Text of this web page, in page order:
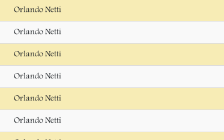
Orlando Netti
Orlando Netti
Orlando Netti
Orlando Netti
Orlando Netti
Orlando Netti